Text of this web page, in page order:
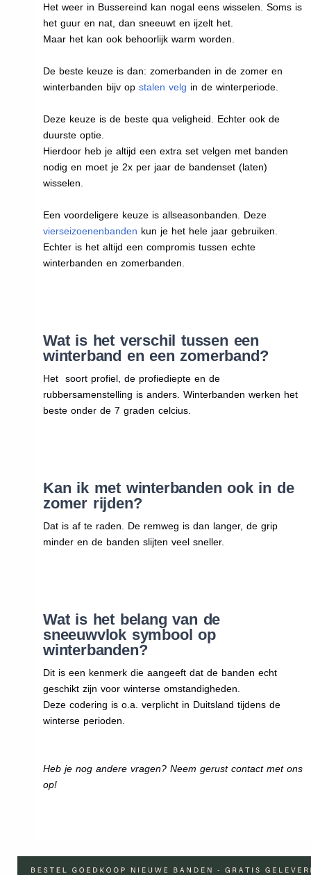
Het weer in Bussereind kan nogal eens wisselen. Soms is
het guur en nat, dan sneeuwt en ijzelt het.
Maar het kan ook behoorlijk warm worden.
De beste keuze is dan: zomerbanden in de zomer en
winterbanden bijv op stalen velg in de winterperiode.
Deze keuze is de beste qua veligheid. Echter ook de
duurste optie.
Hierdoor heb je altijd een extra set velgen met banden
nodig en moet je 2x per jaar de bandenset (laten)
wisselen.
Een voordeligere keuze is allseasonbanden. Deze
vierseizoenenbanden kun je het hele jaar gebruiken.
Echter is het altijd een compromis tussen echte
winterbanden en zomerbanden.
Wat is het verschil tussen een
winterband en een zomerband?
Het soort profiel, de profiediepte en de
rubbersamenstelling is anders. Winterbanden werken het
beste onder de 7 graden celcius.
Kan ik met winterbanden ook in de
zomer rijden?
Dat is af te raden. De remweg is dan langer, de grip
minder en de banden slijten veel sneller.
Wat is het belang van de
sneeuwvlok symbool op
winterbanden?
Dit is een kenmerk die aangeeft dat de banden echt
geschikt zijn voor winterse omstandigheden.
Deze codering is o.a. verplicht in Duitsland tijdens de
winterse perioden.
Heb je nog andere vragen? Neem gerust contact met ons
op!